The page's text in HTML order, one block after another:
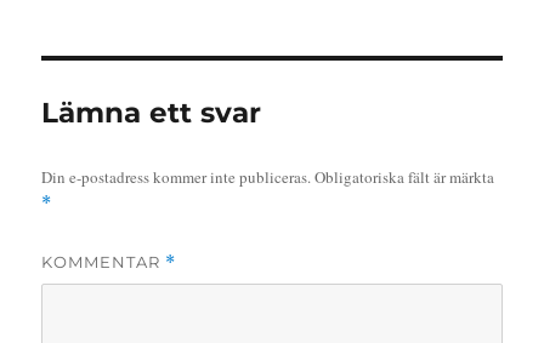
Lämna ett svar
Din e-postadress kommer inte publiceras.Obligatoriska fält är märkta
*
KOMMENTAR *